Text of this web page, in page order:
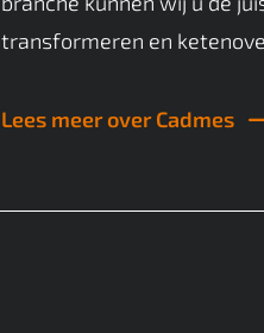
transformeren en
Lees meer over Cadmes